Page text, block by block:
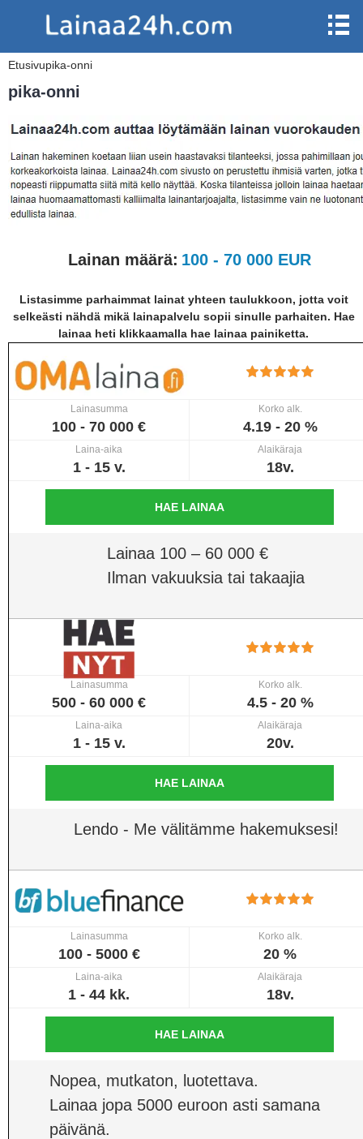
Etusivupika-onni
pika-onni
Lainan määrä: 100 - 70 000 EUR
Listasimme parhaimmat lainat yhteen taulukkoon, jotta voit
selkeästi nähdä mikä lainapalvelu sopii sinulle parhaiten. Hae
lainaa heti klikkaamalla hae lainaa painiketta.
Lainasumma
100 - 70 000 €
Korko alk.
4.19 - 20 %
Laina-aika
1 - 15 v.
Alaikäraja
18v.
HAE LAINAA
Lainaa 100 – 60 000 €
Ilman vakuuksia tai takaajia
Lainasumma
500 - 60 000 €
Korko alk.
4.5 - 20 %
Laina-aika
1 - 15 v.
Alaikäraja
20v.
HAE LAINAA
Lendo - Me välitämme hakemuksesi!
Lainasumma
100 - 5000 €
Korko alk.
20 %
Laina-aika
1 - 44 kk.
Alaikäraja
18v.
HAE LAINAA
Nopea, mutkaton, luotettava.
Lainaa jopa 5000 euroon asti samana
päivänä.